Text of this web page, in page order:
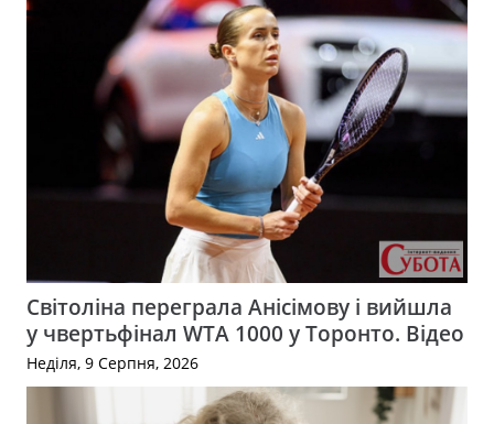
Світоліна переграла Анісімову і вийшла
у чвертьфінал WTA 1000 у Торонто. Відео
Неділя, 9 Серпня, 2026